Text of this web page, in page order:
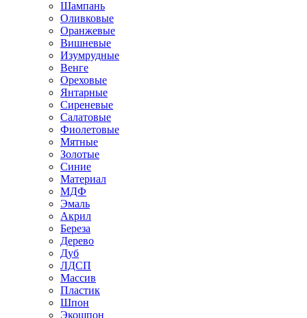
Шампань
Оливковые
Оранжевые
Вишневые
Изумрудные
Венге
Ореховые
Янтарные
Сиреневые
Салатовые
Фиолетовые
Мятные
Золотые
Синие
Материал
МДФ
Эмаль
Акрил
Береза
Дерево
Дуб
ЛДСП
Массив
Пластик
Шпон
Экошпон